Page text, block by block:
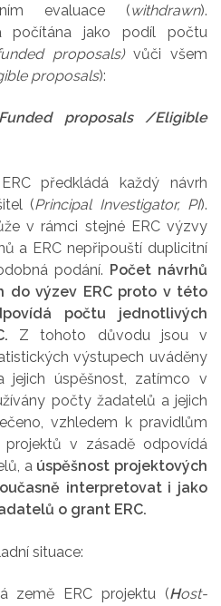
evaluace (withdrawn).
počítána jako podíl počtu
proposals)vůči všem
proposals):
proposals /Eligible
předkládá každý návrh
(Principal Investigator, PI).
v rámci stejné ERC výzvy
a ERC nepřipouští duplicitní
podání. Počet návrhů
do výzev ERC proto v této
počtu jednotlivých
Z tohoto důvodu jsou v
výstupech uváděny
jejich úspěšnost, zatímco v
počty žadatelů a jejich
vzhledem k pravidlům
projektů v zásadě odpovídá
a úspěšnost projektových
interpretovat i jako
o grant ERC.
situace:
země ERC projektu (Host-